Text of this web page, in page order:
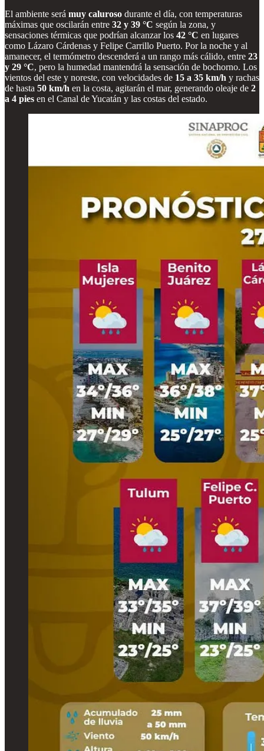
El ambiente será muy caluroso durante el día, con temperaturas
máximas que oscilarán entre 32 y 39 °C según la zona, y
sensaciones térmicas que podrían alcanzar los 42 °C en lugares
como Lázaro Cárdenas y Felipe Carrillo Puerto. Por la noche y al
amanecer, el termómetro descenderá a un rango más cálido, entre 23
y 29 °C, pero la humedad mantendrá la sensación de bochorno. Los
vientos del este y noreste, con velocidades de 15 a 35 km/h y rachas
de hasta 50 km/h en la costa, agitarán el mar, generando oleaje de 2
a 4 pies en el Canal de Yucatán y las costas del estado.